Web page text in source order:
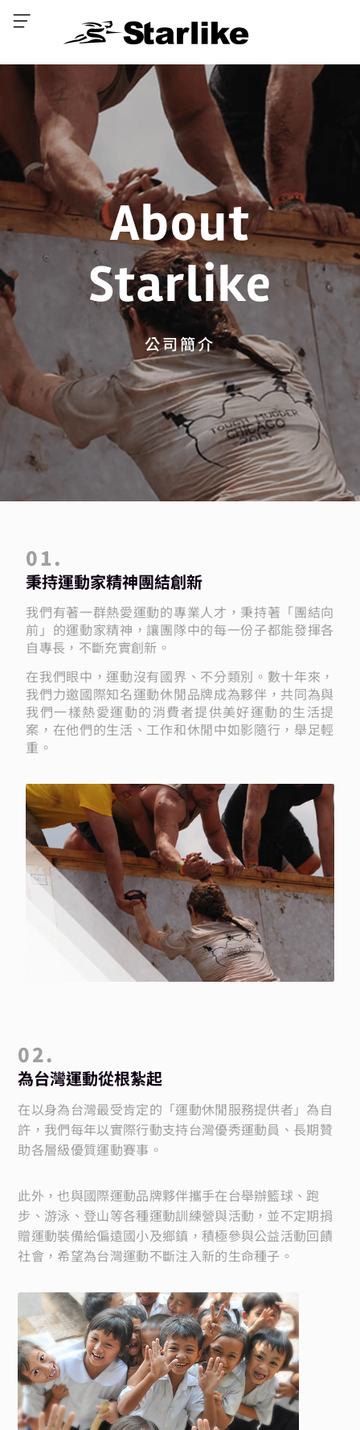
About
Starlike
公司簡介
01.
秉持運動家精神團結創新
我們有著一群熱愛運動的專業人才，秉持著「團結向
前」的運動家精神，讓團隊中的每一份子都能發揮各
自專長，不斷充實創新。
在我們眼中，運動沒有國界、不分類別。數十年來，
我們力邀國際知名運動休閒品牌成為夥伴，共同為與
我們一樣熱愛運動的消費者提供美好運動的生活提
案，在他們的生活、工作和休閒中如影隨行，舉足輕
重。
02.
為台灣運動從根紮起
在以身為台灣最受肯定的「運動休閒服務提供者」為自
許，我們每年以實際行動支持台灣優秀運動員、長期贊
助各層級優質運動賽事。
此外，也與國際運動品牌夥伴攜手在台舉辦籃球、跑
步、游泳、登山等各種運動訓練營與活動，並不定期捐
贈運動裝備給偏遠國小及鄉鎮，積極參與公益活動回饋
社會，希望為台灣運動不斷注入新的生命種子。